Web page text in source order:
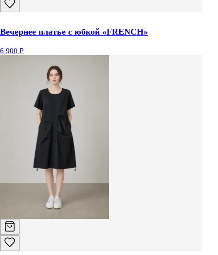
Вечернее платье с юбкой «FRENCH»
6 900 ₽